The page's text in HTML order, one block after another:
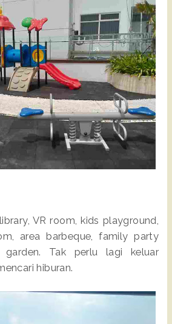
VR room, kids playground,
area barbeque, family party
Tak perlu lagi keluar
hiburan.